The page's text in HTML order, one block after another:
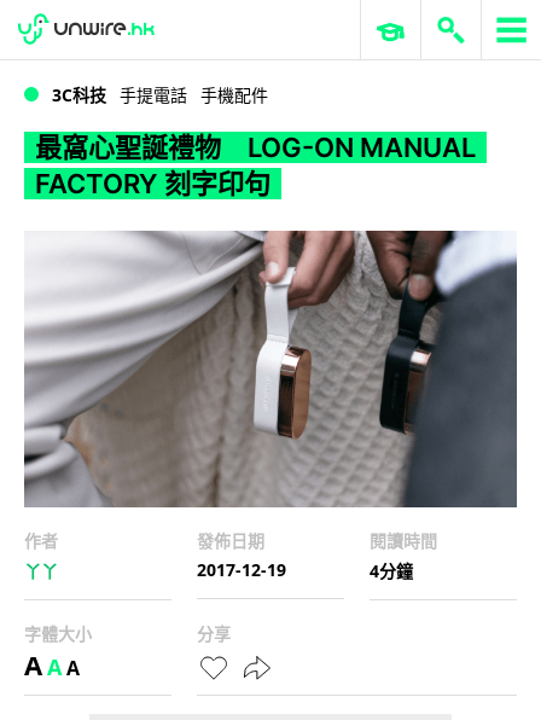
WWDC 2026 ERP 與商業 AI
3C科技 手提電話 手機配件
最窩心聖誕禮物 LOG-ON MANUAL
FACTORY 刻字印句
作者
丫丫
發佈日期
2017-12-19
閱讀時間
4分鐘
字體大小
AAA
分享